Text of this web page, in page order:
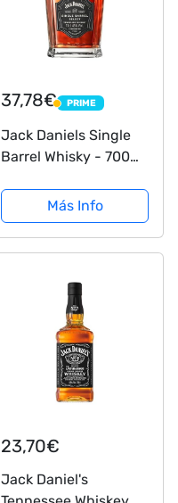
37,78€ PRIME
PRIME
Jack Daniels Single
Barrel Whisky - 700
Más Info
23,70€
Jack Daniel's